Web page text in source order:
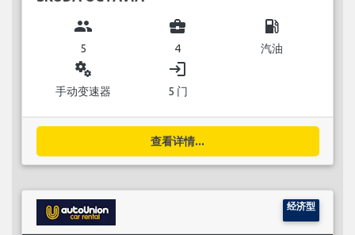
group
5
business_center
4
local_gas_station
汽油
miscellaneous_services
手动变速器
login
5 门
查看详情...
经济型